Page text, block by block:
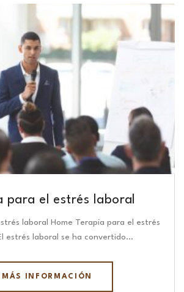
para el estrés laboral
laboral Home Terapia para el estrés
estrés laboral se ha convertido…
MÁS INFORMACIÓN